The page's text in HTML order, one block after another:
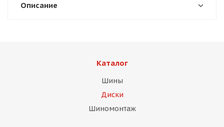
Описание
Каталог
Шины
Диски
Шиномонтаж